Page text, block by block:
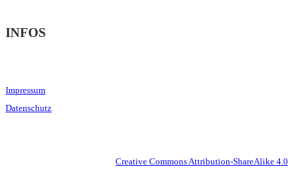
INFOS
Impressum
Datenschutz
Creative Commons Attribution-ShareAlike 4.0